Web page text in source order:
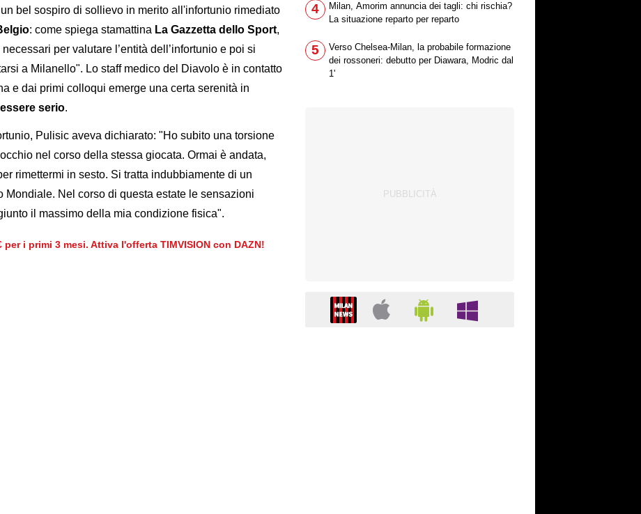
bel sospiro di sollievo in merito all'infortunio rimediato
: come spiega stamattina La Gazzetta dello Sport,
per valutare l’entità dell’infortunio e poi si
a Milanello". Lo staff medico del Diavolo è in contatto
e dai primi colloqui emerge una certa serenità in
serio.
Pulisic aveva dichiarato: "Ho subito una torsione
nel corso della stessa giocata. Ormai è andata,
rimettermi in sesto. Si tratta indubbiamente di un
Mondiale. Nel corso di questa estate le sensazioni
il massimo della mia condizione fisica".
per i primi 3 mesi. Attiva l'offerta TIMVISION con DAZN!
4
Milan, Amorim annuncia dei tagli: chi rischia?
La situazione reparto per reparto
5
Verso Chelsea-Milan, la probabile formazione
dei rossoneri: debutto per Diawara, Modric dal
1'